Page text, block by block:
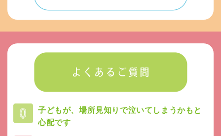
子どもが、場所見知りで泣いてしまうかもと
心配です